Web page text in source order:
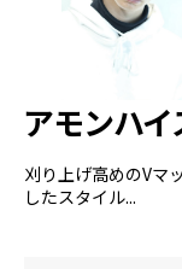
アモンハ
刈り上げ高めのVマ
したスタイル...